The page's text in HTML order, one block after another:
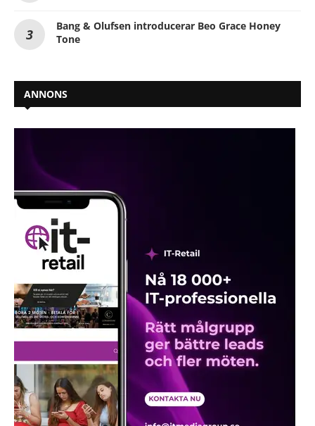
Bang & Olufsen introducerar Beo Grace Honey
Tone
ANNONS